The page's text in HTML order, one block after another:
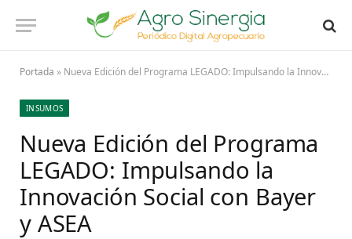
Portada » Nueva Edición del Programa LEGADO: Impulsando la Innovación Social con Bayer y ASEA
INSUMOS
Nueva Edición del Programa
LEGADO: Impulsando la
Innovación Social con Bayer
y ASEA